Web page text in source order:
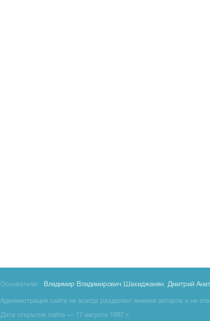
Основатели: Владимир Владимирович Шахиджанян, Дмитрий
Администрация сайта не всегда разделяет мнения авторов и не
Дата открытия сайта — 17 августа 1997 г.